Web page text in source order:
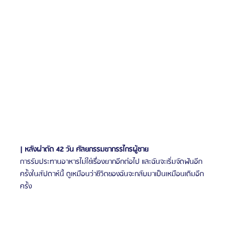
| หลังผ่าตัด 42 วัน ศัลยกรรมขากรรไกรผู้ชาย
การรับประทานอาหารไม่ใช่เรื่องยากอีกต่อไป และฉันจะเริ่มจัดฟันอีก
ครั้งในสัปดาห์นี้ ดูเหมือนว่าชีวิตของฉันจะกลับมาเป็นเหมือนเดิมอีก
ครั้ง